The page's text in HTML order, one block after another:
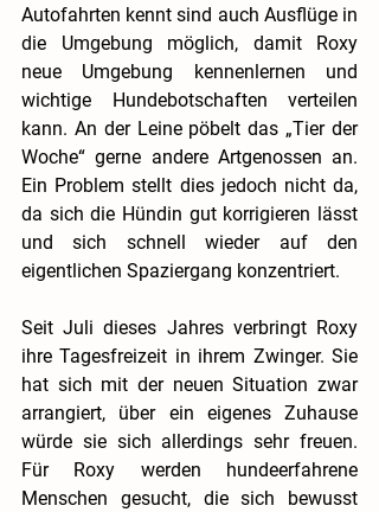
Autofahrten kennt sind auch Ausflüge in
die Umgebung möglich, damit Roxy
neue Umgebung kennenlernen und
wichtige Hundebotschaften verteilen
kann. An der Leine pöbelt das „Tier der
Woche“ gerne andere Artgenossen an.
Ein Problem stellt dies jedoch nicht da,
da sich die Hündin gut korrigieren lässt
und sich schnell wieder auf den
eigentlichen Spaziergang konzentriert.
Seit Juli dieses Jahres verbringt Roxy
ihre Tagesfreizeit in ihrem Zwinger. Sie
hat sich mit der neuen Situation zwar
arrangiert, über ein eigenes Zuhause
würde sie sich allerdings sehr freuen.
Für Roxy werden hundeerfahrene
Menschen gesucht, die sich bewusst